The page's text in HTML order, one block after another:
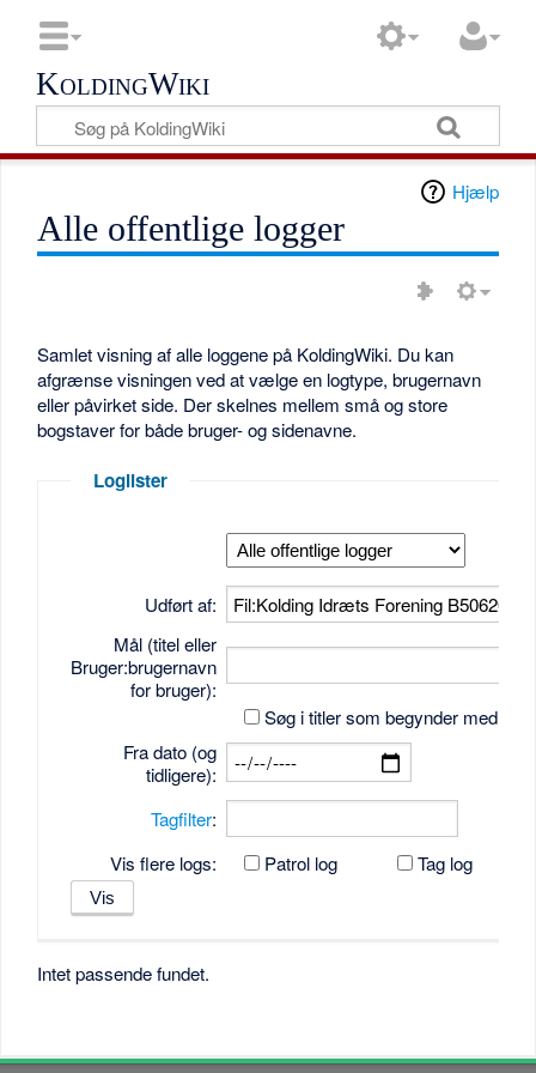
KoldingWiki
Hjælp
Alle offentlige logger
Samlet visning af alle loggene på KoldingWiki. Du kan
afgrænse visningen ved at vælge en logtype, brugernavn
eller påvirket side. Der skelnes mellem små og store
bogstaver for både bruger- og sidenavne.
Loglister
Udført af:
Mål (titel eller
Bruger:brugernavn
for bruger):
Søg i titler som begynder med
Fra dato (og
tidligere):
Tagfilter:
Vis flere logs:
Patrol log Tag log
Intet passende fundet.